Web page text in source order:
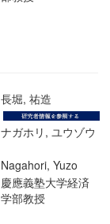
長堀, 祐造
ナガホリ, ユウゾウ
Nagahori, Yuzo
慶應義塾大学経済
学部教授